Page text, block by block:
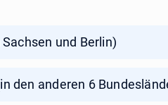
und Berlin)
den anderen 6